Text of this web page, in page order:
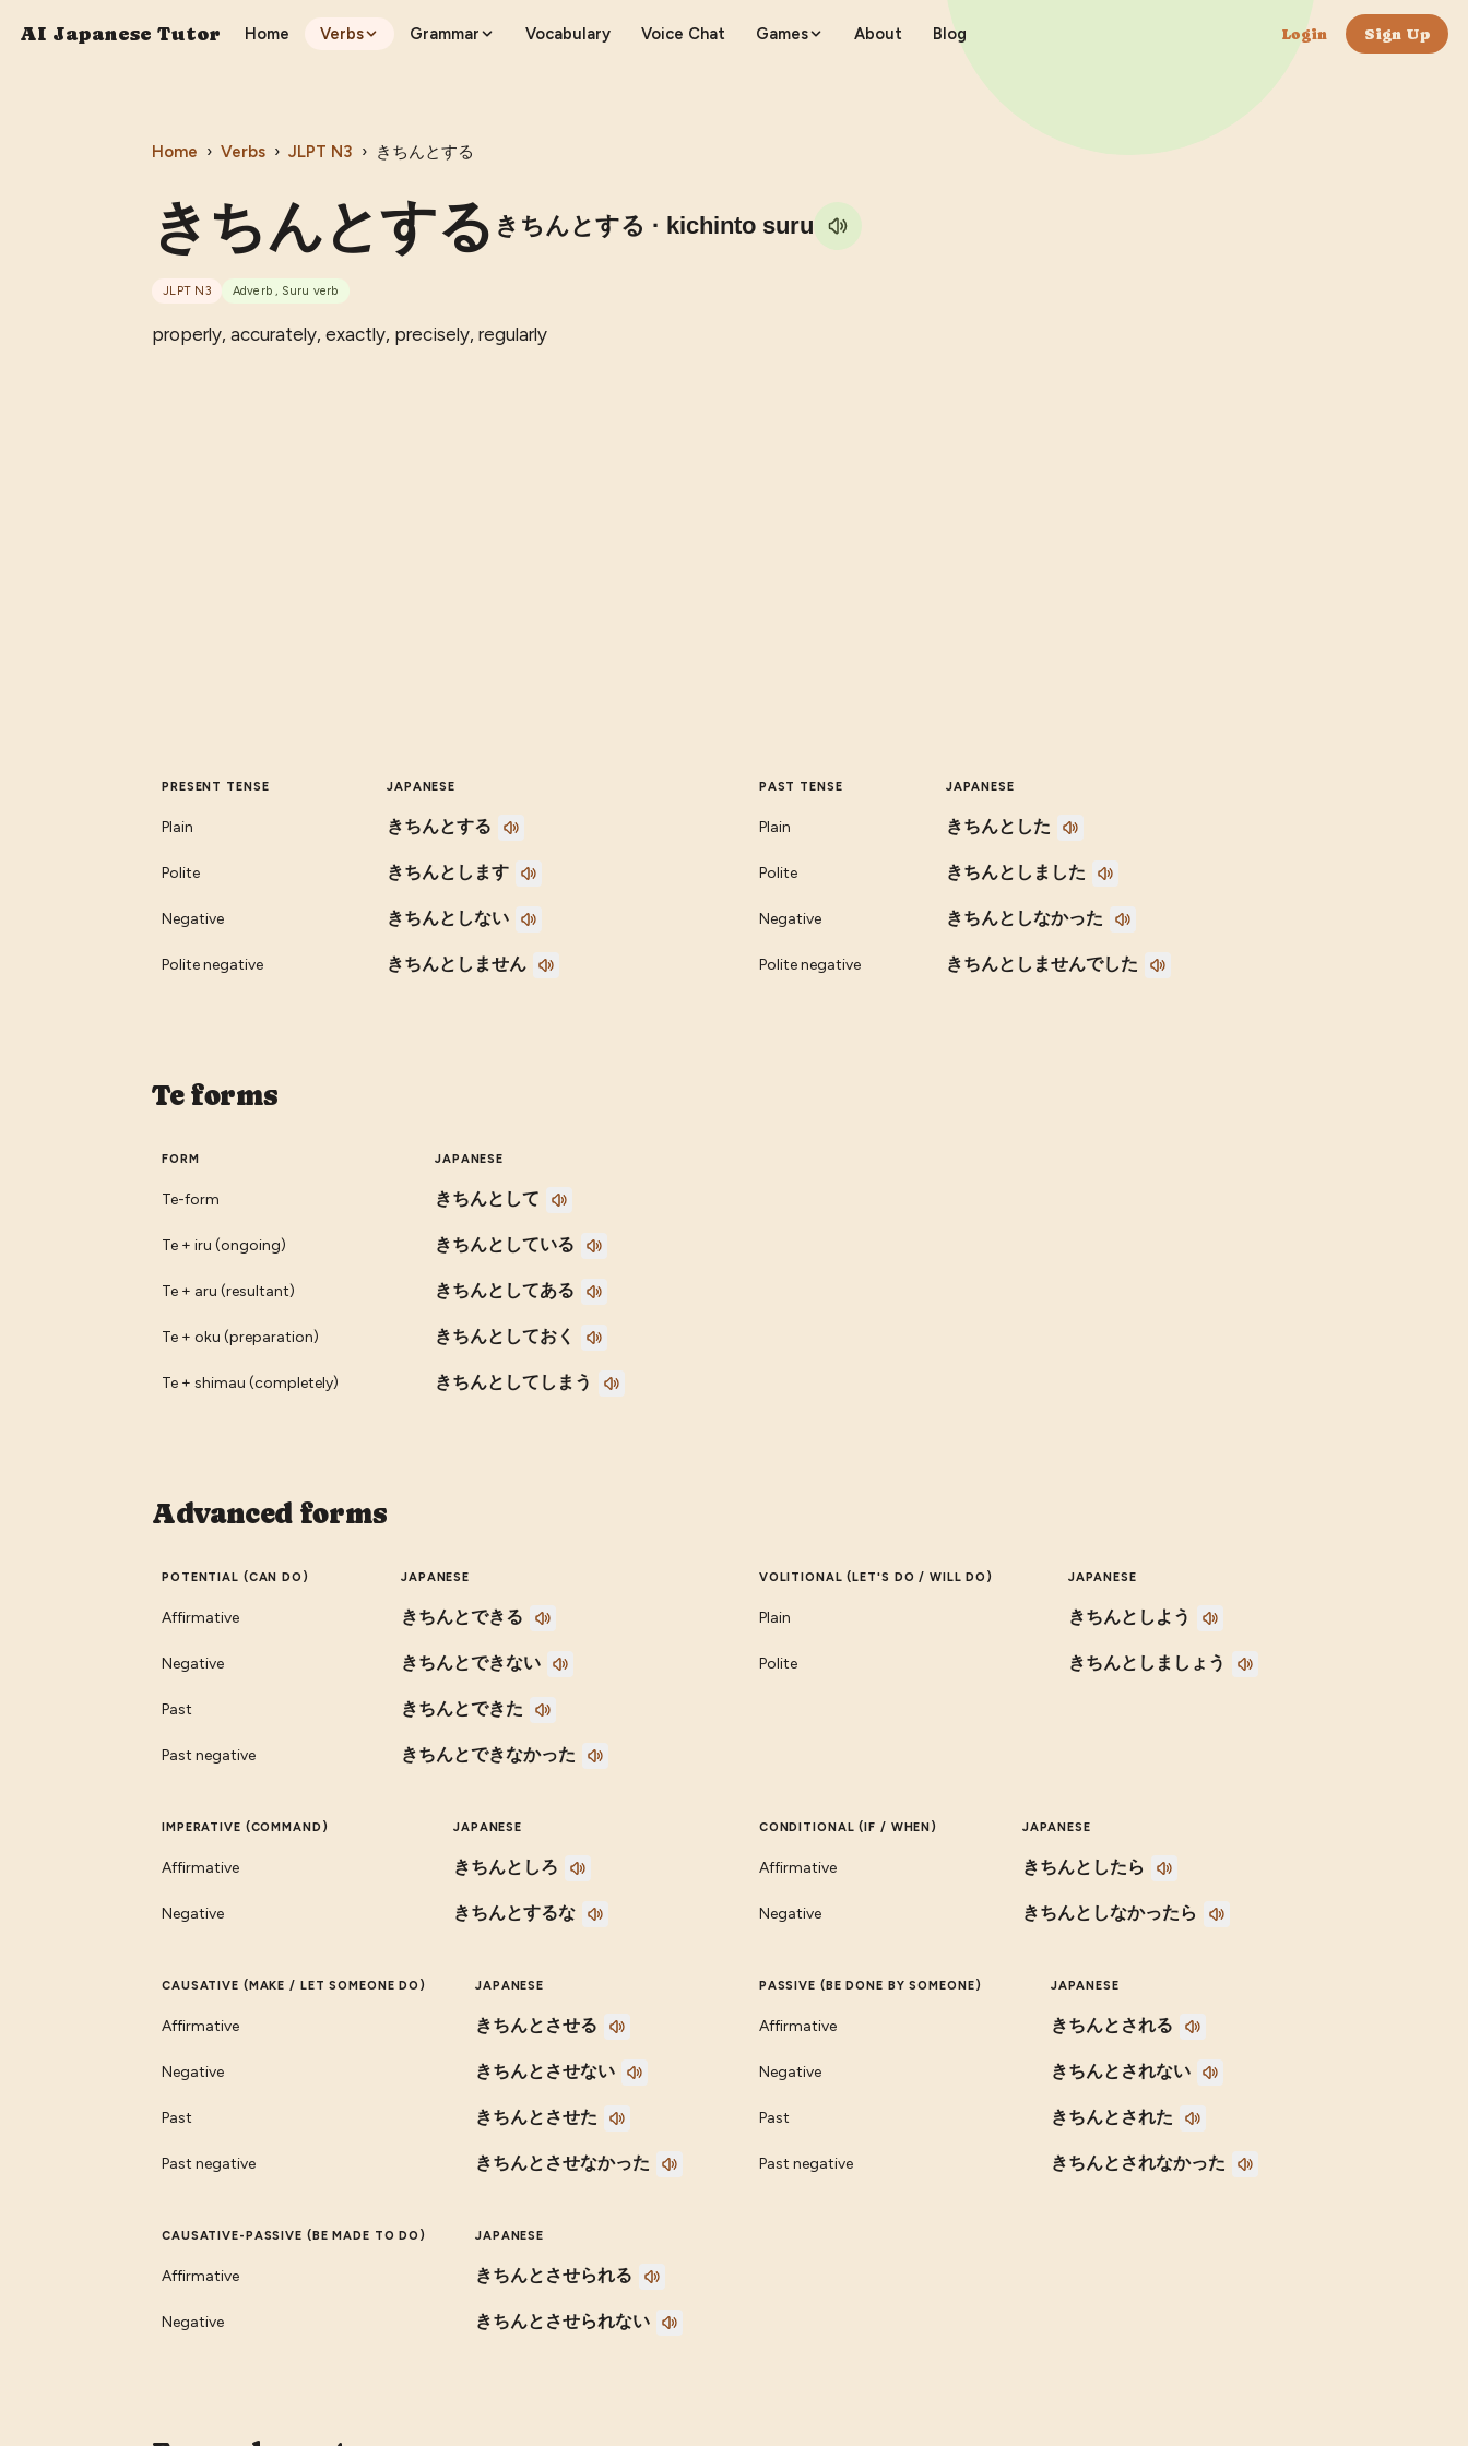
AI Japanese Tutor Home Verbs Grammar Vocabulary Voice Chat Games About Blog Login Sign Up
Home › Verbs › JLPT N3 › きちんとする
きちんとする きちんとする · kichinto suru
JLPT N3 Adverb , Suru verb
properly, accurately, exactly, precisely, regularly
PRESENT TENSE JAPANESE
Plain きちんとする
Polite きちんとします
Negative きちんとしない
Polite negative きちんとしません
PAST TENSE JAPANESE
Plain きちんとした
Polite きちんとしました
Negative きちんとしなかった
Polite negative きちんとしませんでした
Te forms
FORM JAPANESE
Te-form きちんとして
Te + iru (ongoing) きちんとしている
Te + aru (resultant) きちんとしてある
Te + oku (preparation) きちんとしておく
Te + shimau (completely) きちんとしてしまう
Advanced forms
POTENTIAL (CAN DO) JAPANESE
Affirmative きちんとできる
Negative きちんとできない
Past きちんとできた
Past negative きちんとできなかった
VOLITIONAL (LET'S DO / WILL DO) JAPANESE
Plain きちんとしよう
Polite きちんとしましょう
IMPERATIVE (COMMAND) JAPANESE
Affirmative きちんとしろ
Negative きちんとするな
CONDITIONAL (IF / WHEN) JAPANESE
Affirmative きちんとしたら
Negative きちんとしなかったら
CAUSATIVE (MAKE / LET SOMEONE DO) JAPANESE
Affirmative きちんとさせる
Negative きちんとさせない
Past きちんとさせた
Past negative きちんとさせなかった
PASSIVE (BE DONE BY SOMEONE) JAPANESE
Affirmative きちんとされる
Negative きちんとされない
Past きちんとされた
Past negative きちんとされなかった
CAUSATIVE-PASSIVE (BE MADE TO DO) JAPANESE
Affirmative きちんとさせられる
Negative きちんとさせられない